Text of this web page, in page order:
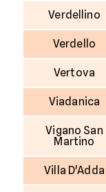
Verdellino
Verdello
Vertova
Viadanica
Vigano San
Martino
Villa D'Adda